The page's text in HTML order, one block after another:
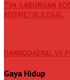
TIM GABUNGAN
KOSMETIK ILEGAL
DANKODAERAL VII
Gaya Hidup